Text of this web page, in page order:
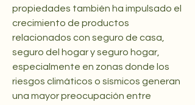
propiedades también ha impulsado el
crecimiento de productos
relacionados con seguro de casa,
seguro del hogar y seguro hogar,
especialmente en zonas donde los
riesgos climáticos o sísmicos generan
una mayor preocupación entre